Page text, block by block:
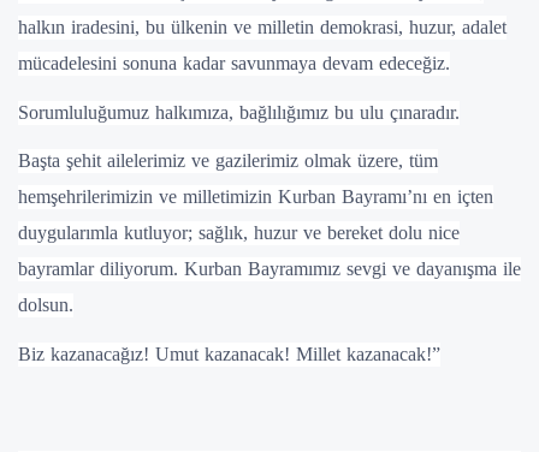
halkın iradesini, bu ülkenin ve milletin demokrasi, huzur, adalet
mücadelesini sonuna kadar savunmaya devam edeceğiz.
Sorumluluğumuz halkımıza, bağlılığımız bu ulu çınaradır.
Başta şehit ailelerimiz ve gazilerimiz olmak üzere, tüm
hemşehrilerimizin ve milletimizin Kurban Bayramı’nı en içten
duygularımla kutluyor; sağlık, huzur ve bereket dolu nice
bayramlar diliyorum. Kurban Bayramımız sevgi ve dayanışma ile
dolsun.
Biz kazanacağız! Umut kazanacak! Millet kazanacak!”